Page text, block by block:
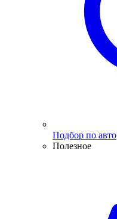
Подбор по авто
Полезное